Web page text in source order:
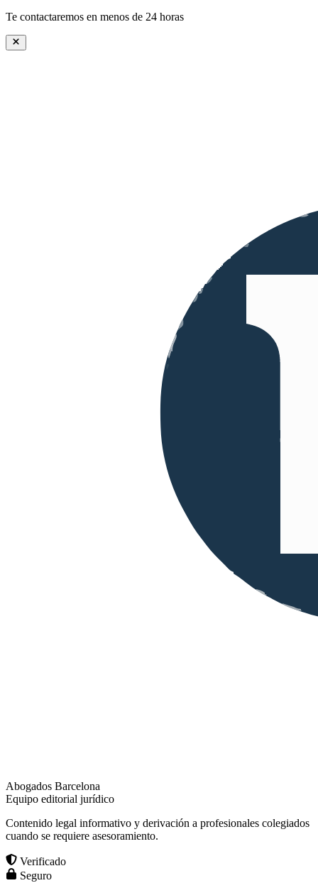
Te contactaremos en menos de 24 horas
Abogados Barcelona
Equipo editorial jurídico
Contenido legal informativo y derivación a profesionales colegiados
cuando se requiere asesoramiento.
Verificado
Seguro